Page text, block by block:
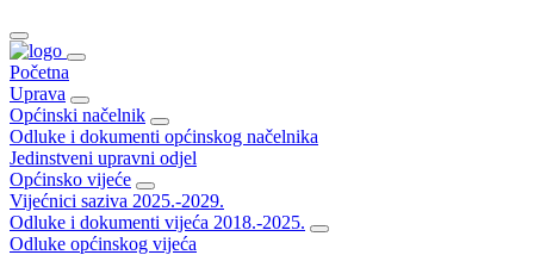
Početna
Uprava
Općinski načelnik
Odluke i dokumenti općinskog načelnika
Jedinstveni upravni odjel
Općinsko vijeće
Vijećnici saziva 2025.-2029.
Odluke i dokumenti vijeća 2018.-2025.
Odluke općinskog vijeća